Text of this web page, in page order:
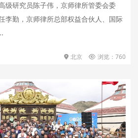
级研究员陈子伟，京师律所管委会委
李勤，京师律所总部权益合伙人、国际
北京 浏览：760